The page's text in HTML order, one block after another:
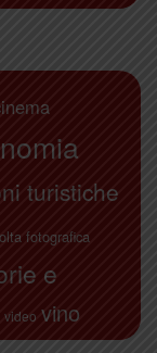
turistiche
fotografica
e
video vino